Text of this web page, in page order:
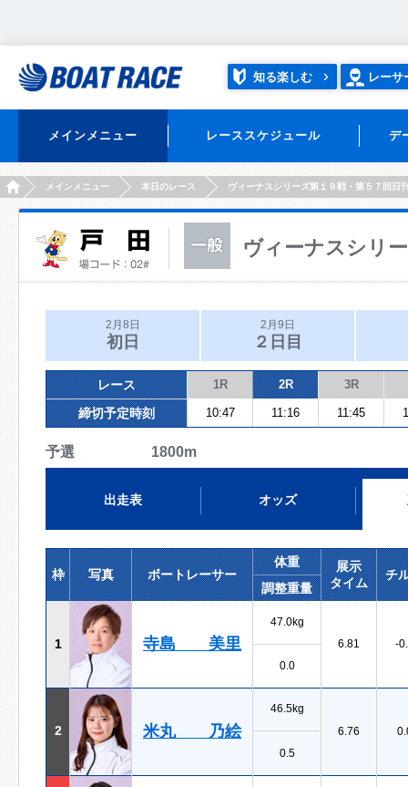
知る楽しむ レーサ
メインメニュー レーススケジュール デ
HOMEメインメニュー 本日のレース ヴィーナスシリーズ第１９戦・第５７回日
ヴィーナスシリ
2月8日
初日
2月9日
２日目
レース 1R 2R 3R
締切予定時刻 10:47 11:16 11:45
予選 1800m
出走表 オッズ
枠 写真 ボートレーサー
体重
展示
タイム
チ
調整重量
1 寺島 美里
47.0kg
6.81
-
0.0
2 米丸 乃絵
46.5kg
6.76
0.5